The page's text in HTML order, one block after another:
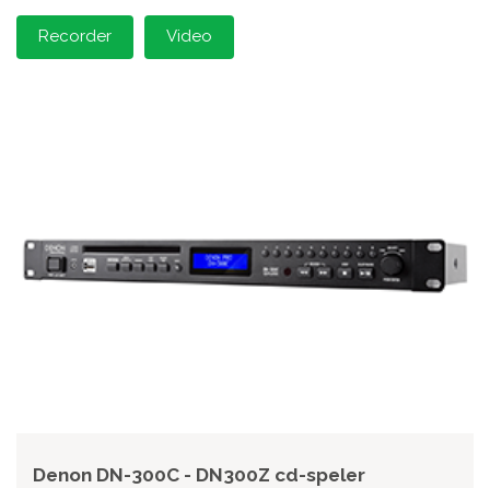
Recorder Video
Denon DN-300C - DN300Z cd-speler